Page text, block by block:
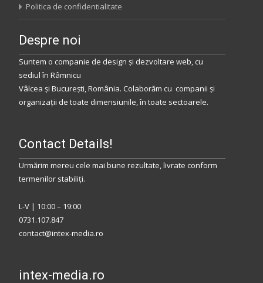
Politica de confidentialitate
Despre noi
Suntem o companie de design și dezvoltare web, cu
sediulîn Râmnicu
Vâlcea și București,România. Colaborăm cu companii și
organizații de toate dimensiunile, în toate sectoarele.
Contact Details!
Urmărim mereu cele mai bune rezultate, livrate conform
termenilor stabiliţi.
L-V | 10:00 – 19:00
0731.107.847
contact@intex-media.ro
intex-media.ro